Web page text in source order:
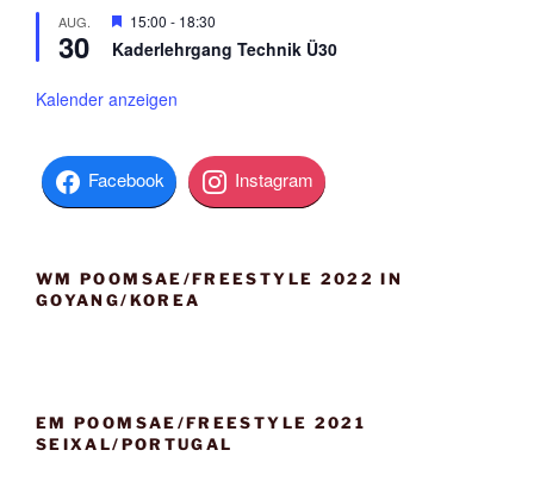
o
b
r
e
o
n
AUG.
30
H
r
o
e
o
b
15:00 - 18:30
Kaderlehrgang Technik Ü30
Kalender anzeigen
Facebook Instagram
WM POOMSAE/FREESTYLE 2022 IN
GOYANG/KOREA
EM POOMSAE/FREESTYLE 2021
SEIXAL/PORTUGAL